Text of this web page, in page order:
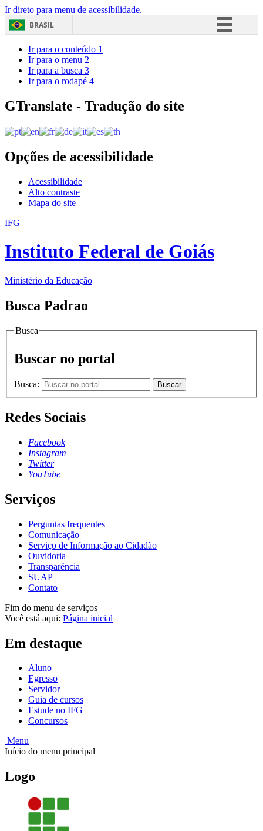
Ir direto para menu de acessibilidade.
BRASIL
Acesso à informação
Ir para o conteúdo 1
Ir para o menu 2
Ir para a busca 3
Ir para o rodapé 4
GTranslate - Tradução do site
Opções de acessibilidade
Acessibilidade
Alto contraste
Mapa do site
IFG
Instituto Federal de Goiás
Ministério da Educação
Busca Padrao
Busca
Buscar no portal
Busca: Buscar
Redes Sociais
Facebook
Instagram
Twitter
YouTube
Serviços
Perguntas frequentes
Comunicação
Serviço de Informação ao Cidadão
Ouvidoria
Transparência
SUAP
Contato
Fim do menu de serviços
Você está aqui: Página inicial
Em destaque
Aluno
Egresso
Servidor
Guia de cursos
Estude no IFG
Concursos
Menu
Início do menu principal
Logo